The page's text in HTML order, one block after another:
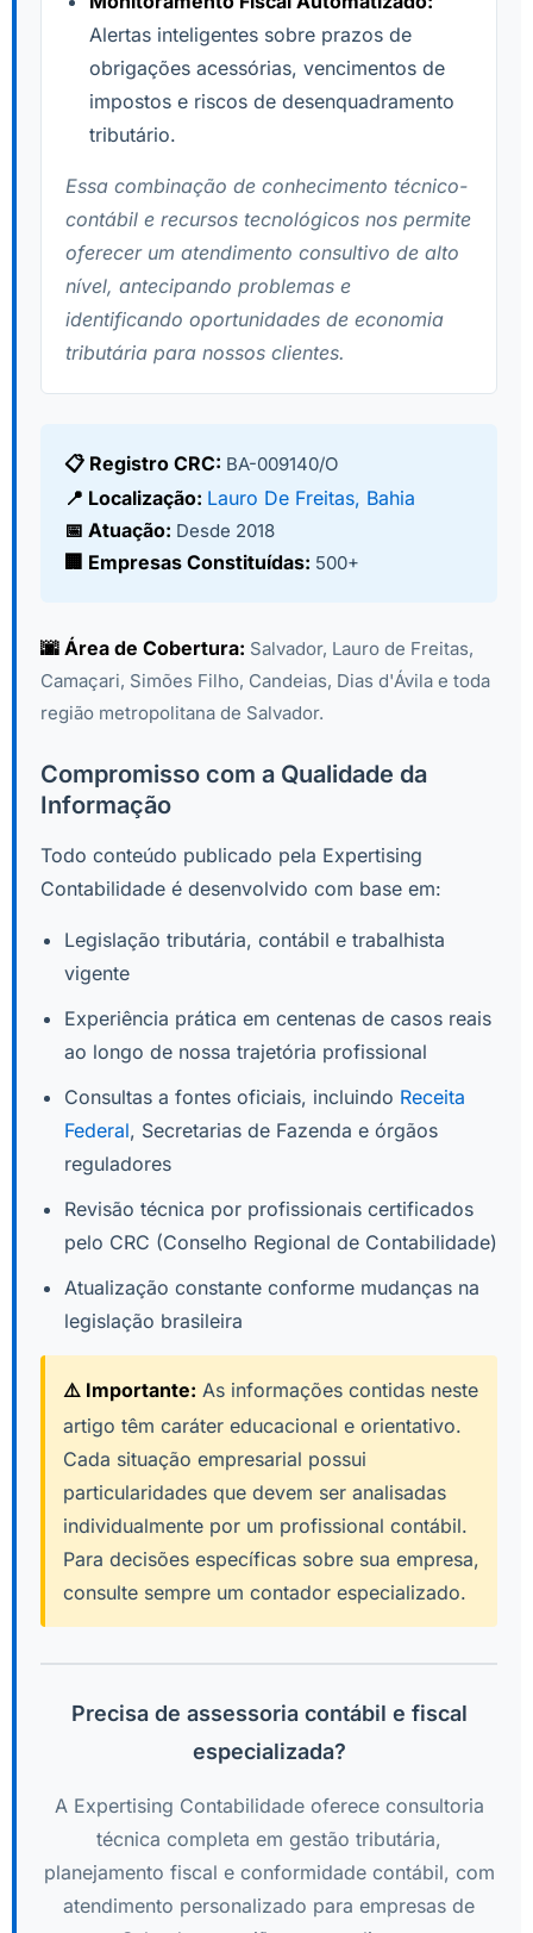
Alertas inteligentes sobre prazos de
obrigações acessórias, vencimentos de
impostos e riscos de desenquadramento
tributário.
Essa combinação de conhecimento técnico-
contábil e recursos tecnológicos nos permite
oferecer um atendimento consultivo de alto
nível, antecipando problemas e
identificando oportunidades de economia
tributária para nossos clientes.
📋 Registro CRC: BA-009140/O
📍 Localização: Lauro De Freitas, Bahia
📅 Atuação: Desde 2018
🏢 Empresas Constituídas: 500+
🌆 Área de Cobertura: Salvador, Lauro de Freitas,
Camaçari, Simões Filho, Candeias, Dias d'Ávila e toda
região metropolitana de Salvador.
Compromisso com a Qualidade da
Informação
Todo conteúdo publicado pela Expertising
Contabilidade é desenvolvido com base em:
Legislação tributária, contábil e trabalhista
vigente
Experiência prática em centenas de casos reais
ao longo de nossa trajetória profissional
Consultas a fontes oficiais, incluindo Receita
Federal, Secretarias de Fazenda e órgãos
reguladores
Revisão técnica por profissionais certificados
pelo CRC (Conselho Regional de Contabilidade)
Atualização constante conforme mudanças na
legislação brasileira
⚠️ Importante: As informações contidas neste
artigo têm caráter educacional e orientativo.
Cada situação empresarial possui
particularidades que devem ser analisadas
individualmente por um profissional contábil.
Para decisões específicas sobre sua empresa,
consulte sempre um contador especializado.
Precisa de assessoria contábil e fiscal
especializada?
A Expertising Contabilidade oferece consultoria
técnica completa em gestão tributária,
planejamento fiscal e conformidade contábil, com
atendimento personalizado para empresas de